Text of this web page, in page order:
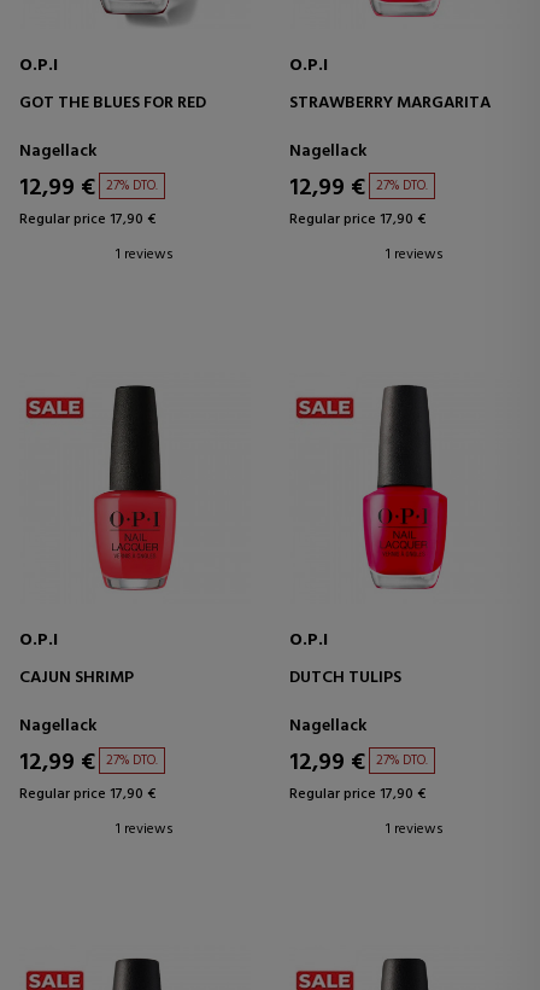
O.P.I
GOT THE BLUES FOR RED
Nagellack
12,99 € 27% DTO.
Regular price 17,90 €
1 reviews
O.P.I
STRAWBERRY MARGARITA
Nagellack
12,99 € 27% DTO.
Regular price 17,90 €
1 reviews
O.P.I
CAJUN SHRIMP
Nagellack
12,99 € 27% DTO.
Regular price 17,90 €
1 reviews
O.P.I
DUTCH TULIPS
Nagellack
12,99 € 27% DTO.
Regular price 17,90 €
1 reviews